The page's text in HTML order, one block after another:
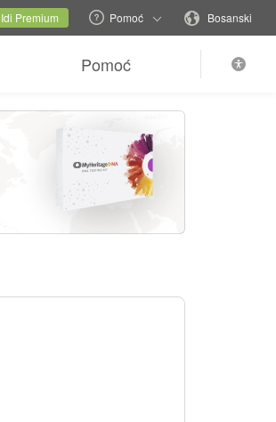
Trenutni sajtPromijeni jezik
Idi Premium Pomoć Bosanski
Pomoć